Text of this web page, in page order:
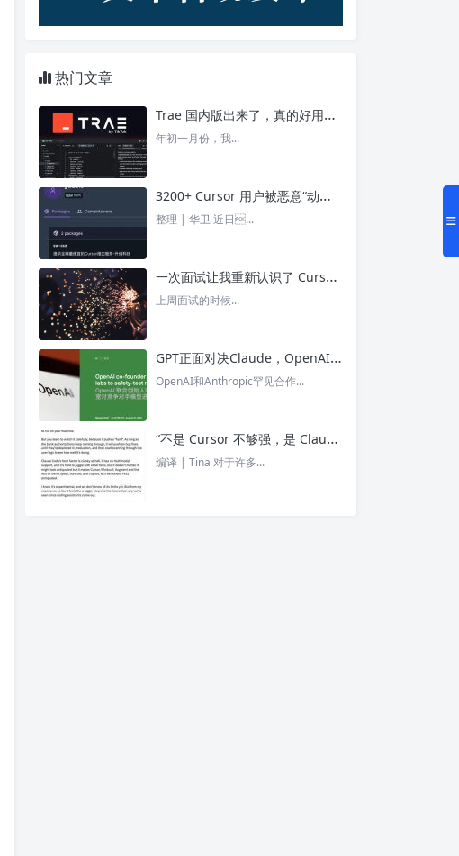
热门文章
Trae 国内版出来了，真的好用吗？ – 今日头条
年初一月份，我...
3200+ Cursor 用户被恶意“劫持”！贪图“便宜 API”却惨遭收割， AI 开发者们要小心了 – 今日头条
整理 | 华卫 近日...
一次面试让我重新认识了 Cursor – 今日头条
上周面试的时候...
GPT正面对决Claude，OpenAI竟没全赢，AI安全「极限大测」真相曝光 – 今日头条
OpenAI和Anthropic罕见合作...
“不是 Cursor 不够强，是 Claude Code 太猛了” ！创始人详解Claude Code如何改写编程方式 – 今日头条
编译 | Tina 对于许多...